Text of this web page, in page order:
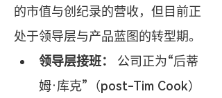
的市值与创纪录的营收，但目前正
处于领导层与产品蓝图的转型期。
领导层接班：
公司正为“后蒂
姆·库克”（post-Tim Cook）